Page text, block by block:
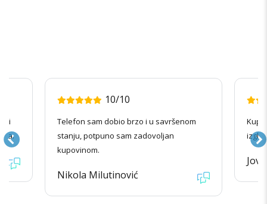
10/10
Telefon sam dobio brzo i u savršenom
stanju, potpuno sam zadovoljan
kupovinom.
Nikola Milutinović